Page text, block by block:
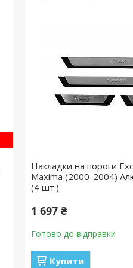
Накладки на пороги
Maxima (2000-2004)
(4 шт.)
1 697 ₴
Готово до відправки
Купити